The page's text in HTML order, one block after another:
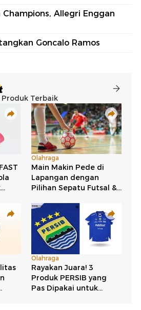
Champions, Allegri Enggan
Goncalo Ramos